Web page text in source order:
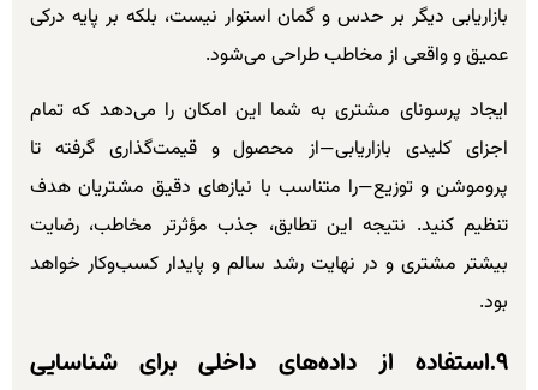
بازاریابی دیگر بر حدس و گمان استوار نیست، بلکه بر پایه درکی
عمیق و واقعی از مخاطب طراحی می‌شود.
ایجاد پرسونای مشتری به شما این امکان را می‌دهد که تمام
اجزای کلیدی بازاریابی—از محصول و قیمت‌گذاری گرفته تا
پروموشن و توزیع—را متناسب با نیازهای دقیق مشتریان هدف
تنظیم کنید. نتیجه این تطابق، جذب مؤثرتر مخاطب، رضایت
بیشتر مشتری و در نهایت رشد سالم و پایدار کسب‌وکار خواهد
بود.
۹.استفاده از داده‌های داخلی برای شناسایی